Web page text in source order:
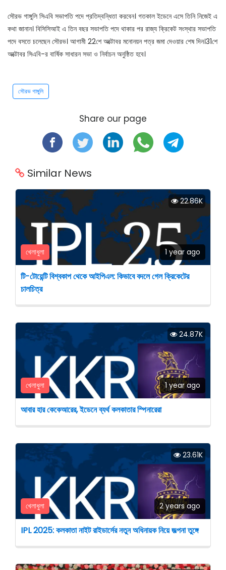
সৌরভ গাঙ্গুলি সিএবি সভাপতি পদে প্রতিদ্বন্ধিতা করবেন। গতকাল ইডেনে এসে তিনি নিজেই এ
কথা জানান। বিসিসিআই এ তিন বছর সভাপতি পদে থাকার পর রাজ্য ক্রিকেট সংস্থার সভাপতি
পদে বসতে চলেছেন সৌরভ। আগামী 22শে অক্টোবর মনোনয়ন পত্র জমা দেওয়ার শেষ দিন।31শে
অক্টোবর সিএবি-র বার্ষিক সাধারন সভা ও নির্বাচন অনুষ্ঠিত হবে।
সৌরভ গাঙ্গুলি
Share our page
Similar News
22.86K
খেলাধুলা 1 year ago
টি-টোয়েন্টি বিশ্বকাপ থেকে আইপিএল: কিভাবে বদলে গেল ক্রিকেটের
চালচিত্র
24.87K
খেলাধুলা 1 year ago
আবার হার কেকেআরের, ইডেনে ব্যর্থ কলকাতার স্পিনারেরা
23.61K
খেলাধুলা 2 years ago
IPL 2025: কলকাতা নাইট রাইডার্সের নতুন অধিনায়ক নিয়ে জল্পনা তুঙ্গে